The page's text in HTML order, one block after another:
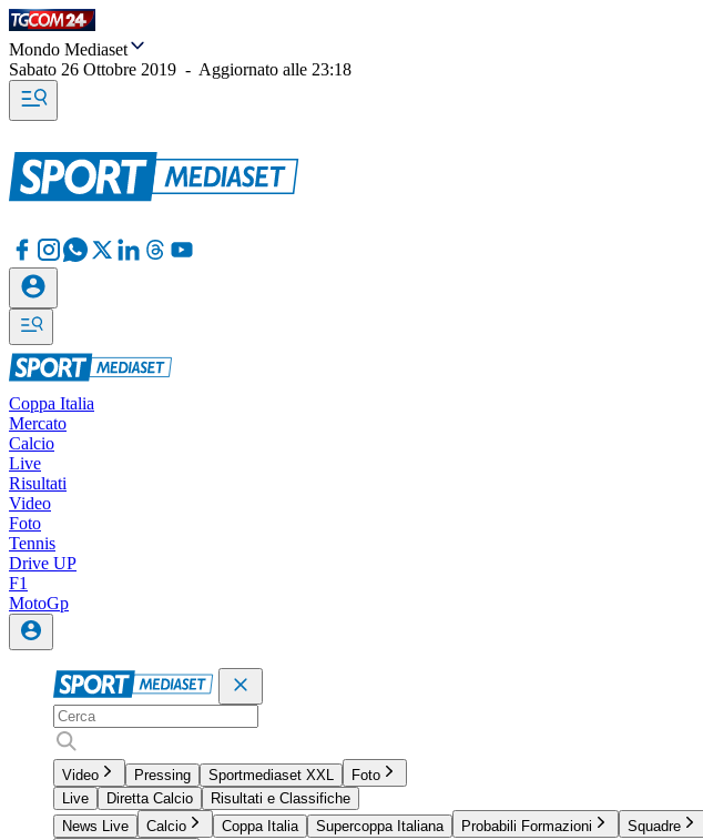
Mondo Mediaset
Sabato 26 Ottobre 2019 - Aggiornato alle 23:18
Coppa Italia
Mercato
Calcio
Live
Risultati
Video
Foto
Tennis
Drive UP
F1
MotoGp
Video Pressing Sportmediaset XXL
Foto
Live
Diretta Calcio
Risultati e Classifiche
News Live
Calcio Coppa Italia Supercoppa Italiana Probabili Formazioni Squadre